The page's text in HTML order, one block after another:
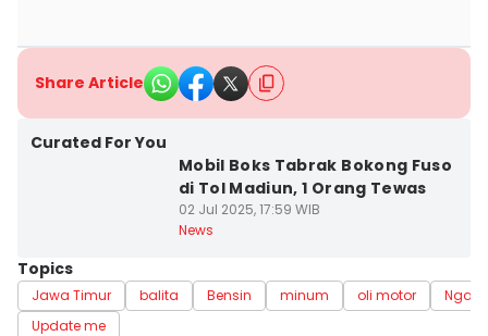
Share Article
Curated For You
Mobil Boks Tabrak Bokong Fuso
di Tol Madiun, 1 Orang Tewas
02 Jul 2025, 17:59 WIB
News
Topics
Jawa Timur balita Bensin minum oli motor
Ngawi
Update me